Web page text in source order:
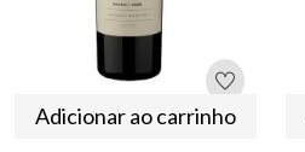
Adicionar ao carrinho